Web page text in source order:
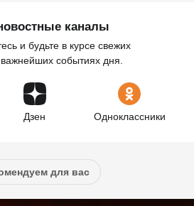
каналы
и будьте в курсе свежих
событиях дня.
Дзен Одноклассники
для вас